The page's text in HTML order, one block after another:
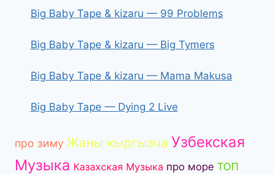
Big Baby Tape & kizaru — 99 Problems
Big Baby Tape & kizaru — Big Tymers
Big Baby Tape & kizaru — Mama Makusa
Big Baby Tape — Dying 2 Live
про зиму Жаны кыргызча Узбекская
Музыка Казахская Музыка про море ТОП